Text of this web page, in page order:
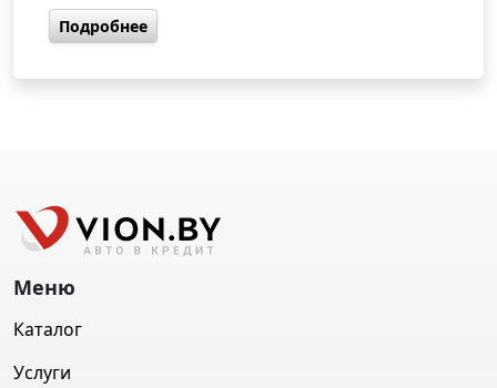
Подробнее
Меню
Каталог
Услуги